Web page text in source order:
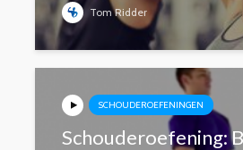
Tom Ridder
SCHOUDEROEFENINGEN
Schouderoefening: